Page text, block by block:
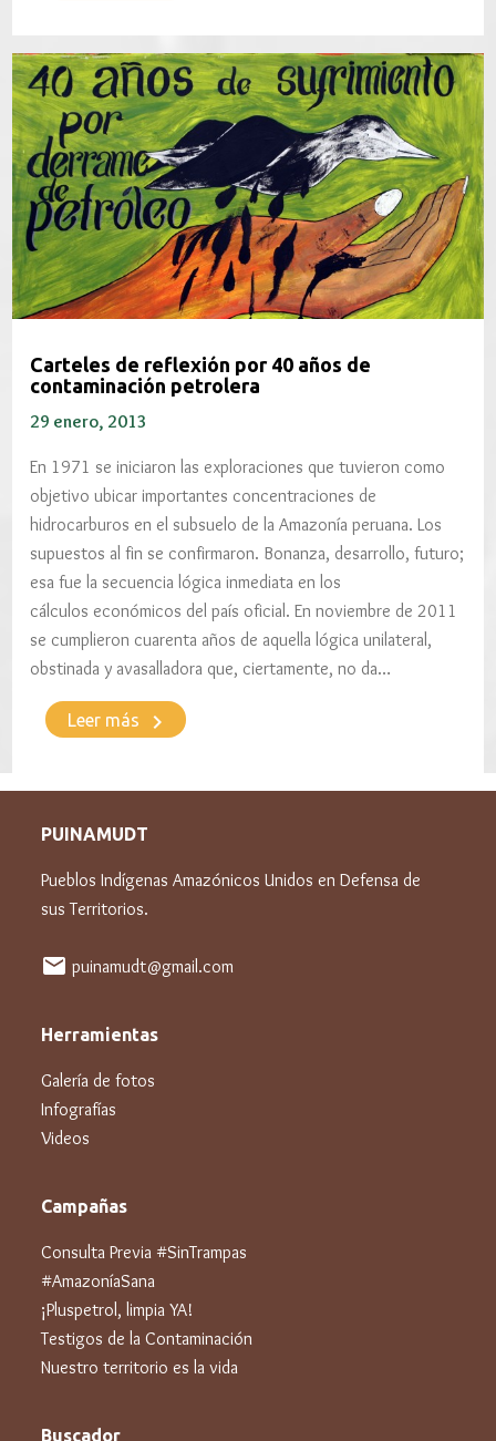
Carteles de reflexión por 40 años de
contaminación petrolera
29 enero, 2013
En 1971 se iniciaron las exploraciones que tuvieron como
objetivo ubicar importantes concentraciones de
hidrocarburos en el subsuelo de la Amazonía peruana. Los
supuestos al fin se confirmaron. Bonanza, desarrollo, futuro;
esa fue la secuencia lógica inmediata en los
cálculos económicos del país oficial. En noviembre de 2011
se cumplieron cuarenta años de aquella lógica unilateral,
obstinada y avasalladora que, ciertamente, no da…
Leer más keyboard_arrow_right
PUINAMUDT
Pueblos Indígenas Amazónicos Unidos en Defensa de
sus Territorios.
mail puinamudt@gmail.com
Herramientas
Galería de fotos
Infografías
Videos
Campañas
Consulta Previa #SinTrampas
#AmazoníaSana
¡Pluspetrol, limpia YA!
Testigos de la Contaminación
Nuestro territorio es la vida
Buscador